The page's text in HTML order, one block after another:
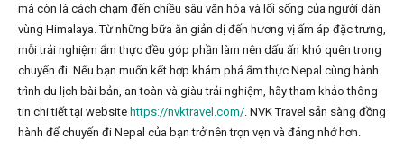
mà còn là cách chạm đến chiều sâu văn hóa và lối sống của người dân
vùng Himalaya. Từ những bữa ăn giản dị đến hương vị ấm áp đặc trưng,
mỗi trải nghiệm ẩm thực đều góp phần làm nên dấu ấn khó quên trong
chuyến đi. Nếu bạn muốn kết hợp khám phá ẩm thực Nepal cùng hành
trình du lịch bài bản, an toàn và giàu trải nghiệm, hãy tham khảo thông
tin chi tiết tại website https://nvktravel.com/ . NVK Travel sẵn sàng đồng
hành để chuyến đi Nepal của bạn trở nên trọn vẹn và đáng nhớ hơn.